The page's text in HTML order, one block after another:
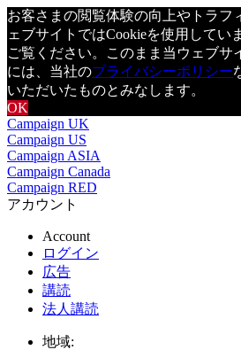
お客さまの閲覧体験の向上やトラフ
ェブサイトではCookieを使用してい
ご覧ください。このまま当ウェブサ
には、当社のプライバシーポリシー
いただいたものとみなします。
OK
Campaign UK
Campaign US
Campaign ASIA
Campaign Canada
Campaign RED
アカウント
Account
ログイン
広告
講読
法人講読
地域: